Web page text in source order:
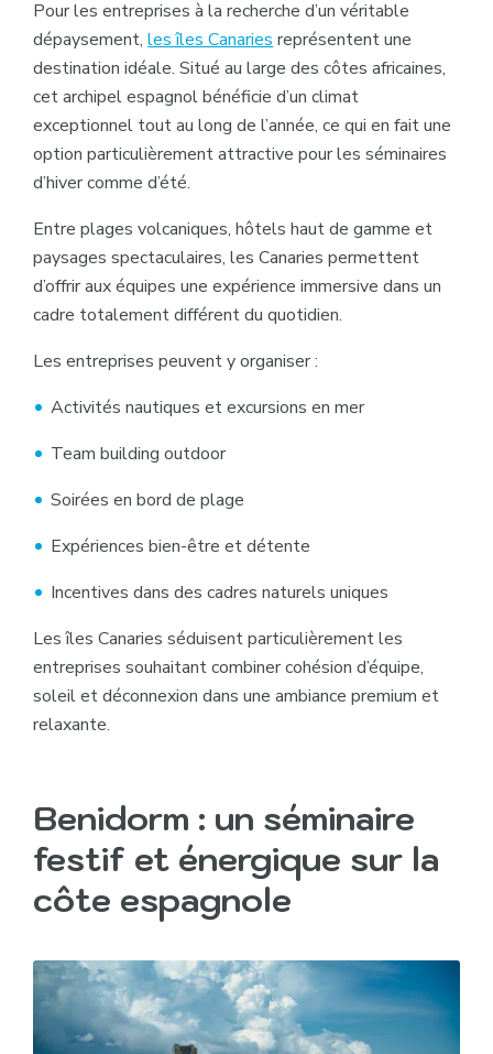
Pour les entreprises à la recherche d’un véritable
dépaysement,les îles Canariesreprésentent une
destination idéale. Situé au large des côtes africaines,
cet archipel espagnol bénéficie d’un climat
exceptionnel tout au long de l’année, ce qui en fait une
option particulièrement attractive pour les séminaires
d’hiver comme d’été.
Entre plages volcaniques, hôtels haut de gamme et
paysages spectaculaires, les Canaries permettent
d’offrir aux équipes une expérience immersive dans un
cadre totalement différent du quotidien.
Les entreprises peuvent y organiser :
Activités nautiques et excursions en mer
Team building outdoor
Soirées en bord de plage
Expériences bien-être et détente
Incentives dans des cadres naturels uniques
Les îles Canaries séduisent particulièrement les
entreprises souhaitant combiner cohésion d’équipe,
soleil et déconnexion dans une ambiance premium et
relaxante.
Benidorm : un séminaire
festif et énergique sur la
côte espagnole